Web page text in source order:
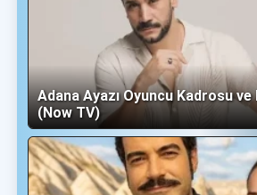
Adana Ayazı Oyuncu Kadrosu
(Now TV)